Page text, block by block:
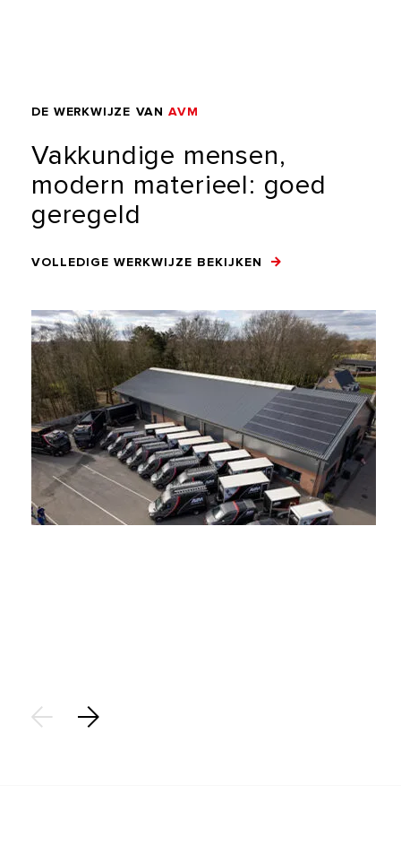
DE WERKWIJZE VAN AVM
Vakkundige mensen,
modern materieel: goed
geregeld
VOLLEDIGE WERKWIJZE BEKIJKEN